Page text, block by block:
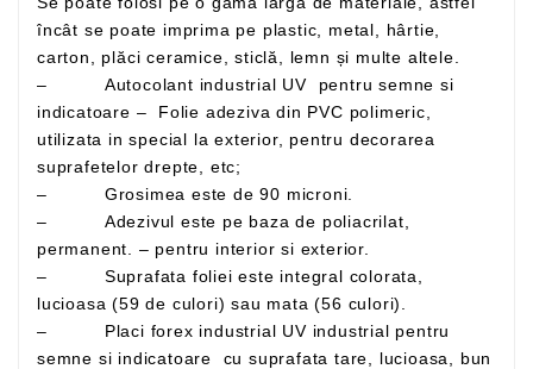
încât se poate imprima pe plastic, metal, hârtie,
carton, plăci ceramice, sticlă, lemn și multe altele.
– Autocolant industrial UV pentru semne si
indicatoare – Folie adeziva din PVC polimeric,
utilizata in special la exterior, pentru decorarea
suprafetelor drepte, etc;
– Grosimea este de 90 microni.
– Adezivul este pe baza de poliacrilat,
permanent. – pentru interior si exterior.
– Suprafata foliei este integral colorata,
lucioasa (59 de culori) sau mata (56 culori).
– Placi forex industrial UV industrial pentru
semne si indicatoare cu suprafata tare, lucioasa, bun